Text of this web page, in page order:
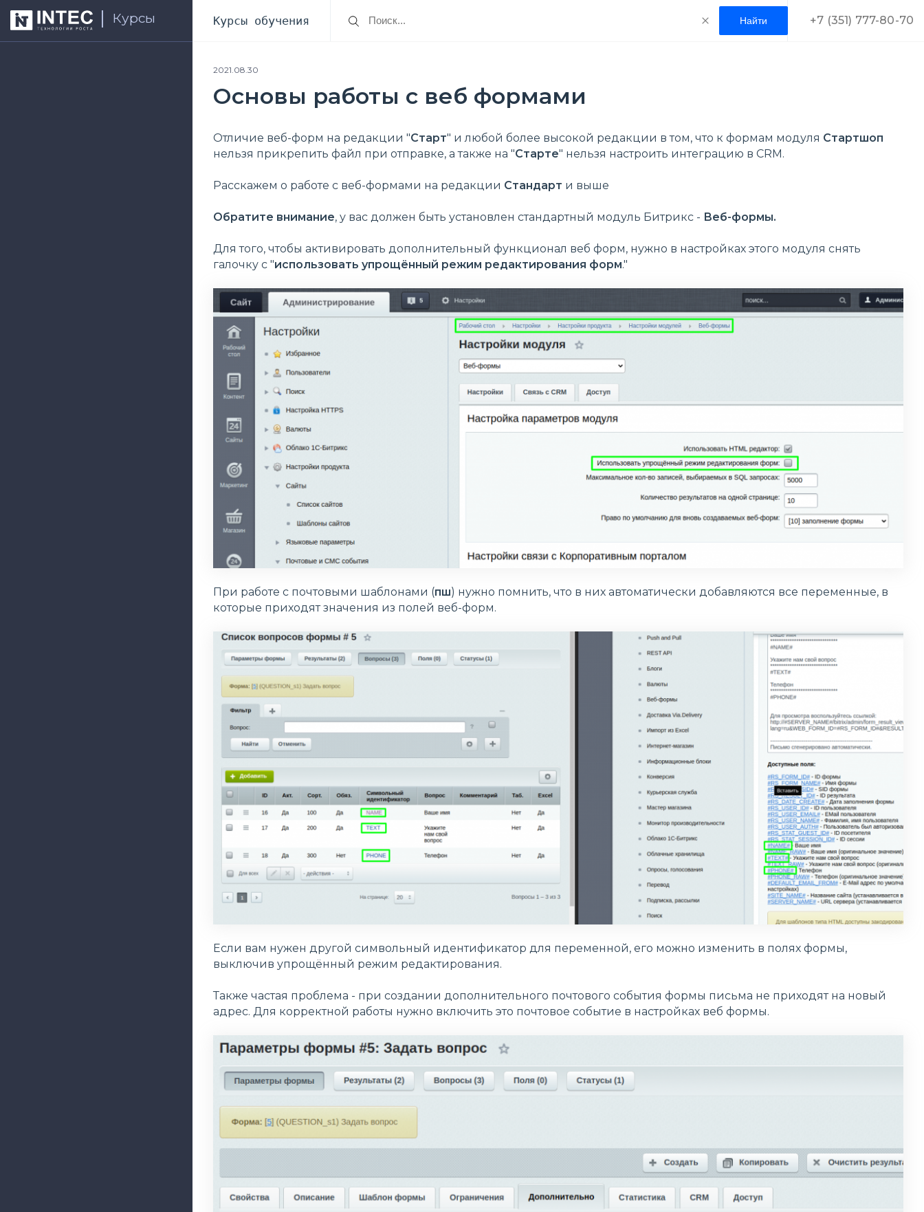
Курсы Курсы обучения +7 (351) 777-80-70
2021.08.30
Основы работы с веб формами
Отличие веб-форм на редакции "Старт" и любой более высокой редакции в том, что к формам модуля Стартшоп
нельзя прикрепить файл при отправке, а также на "Старте" нельзя настроить интеграцию в CRM.
Расскажем о работе с веб-формами на редакции Стандарт и выше
Обратите внимание, у вас должен быть установлен стандартный модуль Битрикс - Веб-формы.
Для того, чтобы активировать дополнительный функционал веб форм, нужно в настройках этого модуля снять
галочку с "использовать упрощённый режим редактирования форм."
При работе с почтовыми шаблонами (пш) нужно помнить, что в них автоматически добавляются все переменные, в
которые приходят значения из полей веб-форм.
Если вам нужен другой символьный идентификатор для переменной, его можно изменить в полях формы,
выключив упрощённый режим редактирования.
Также частая проблема - при создании дополнительного почтового события формы письма не приходят на новый
адрес. Для корректной работы нужно включить это почтовое событие в настройках веб формы.